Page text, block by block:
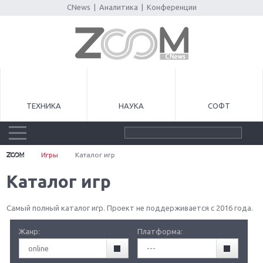
CNews Аналитика Конференции
ТЕХНИКА НАУКА СОФТ
Игры Каталог игр
Каталог игр
Самый полный каталог игр. Проект не поддерживается с 2016 года.
Жанр:
online
Платформа:
---